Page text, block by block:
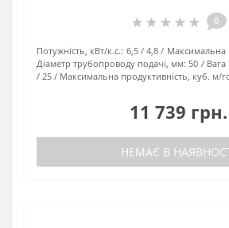
0
Потужність, кВт/к.с.: 6,5 / 4,8 Максимальна
Діаметр трубопроводу подачі, мм: 50 Вага
/ 25
Максимальна продуктивність, куб. м/
11 739 грн.
НЕМАЄ В